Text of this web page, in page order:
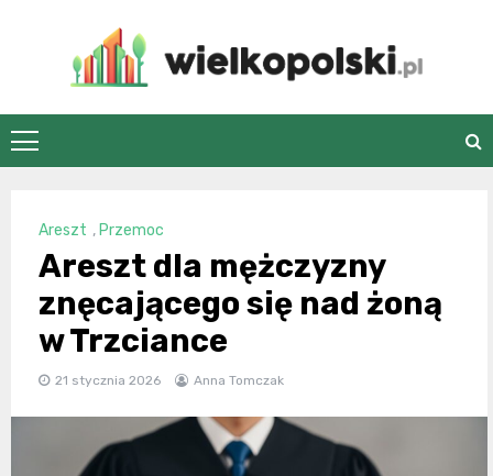
wielkopolski.pl
Areszt , Przemoc
Areszt dla mężczyzny
znęcającego się nad żoną
w Trzciance
21 stycznia 2026 Anna Tomczak